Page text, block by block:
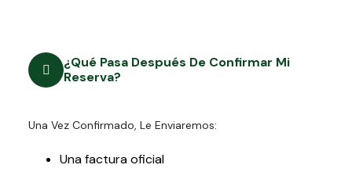
¿Qué Pasa Después De Confirmar Mi
Reserva?
Una Vez Confirmado, Le Enviaremos:
Una factura oficial